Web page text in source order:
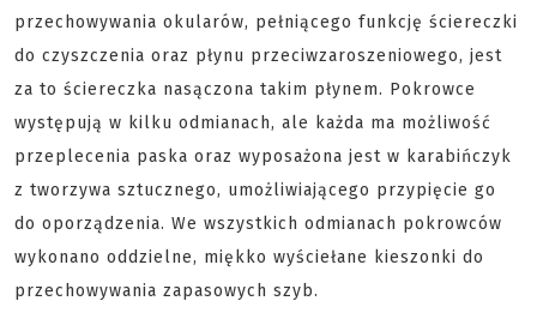
przechowywania okularów, pełniącego funkcję ściereczki
do czyszczenia oraz płynu przeciwzaroszeniowego, jest
za to ściereczka nasączona takim płynem. Pokrowce
występują w kilku odmianach, ale każda ma możliwość
przeplecenia paska oraz wyposażona jest w karabińczyk
z tworzywa sztucznego, umożliwiającego przypięcie go
do oporządzenia. We wszystkich odmianach pokrowców
wykonano oddzielne, miękko wyściełane kieszonki do
przechowywania zapasowych szyb.